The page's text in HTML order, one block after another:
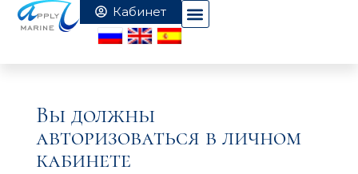
Вы должны
авторизоваться в личном
кабинете